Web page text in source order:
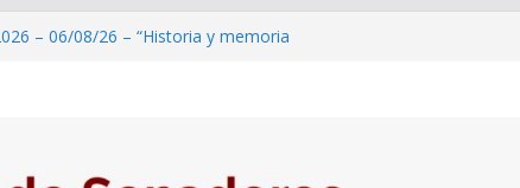
– 06/08/26 – “Historia y memoria